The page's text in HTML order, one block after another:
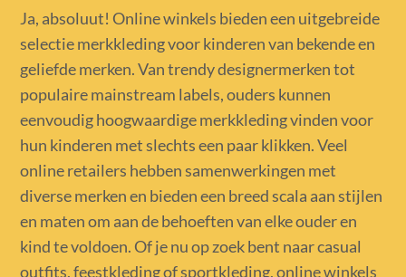
Ja, absoluut! Online winkels bieden een uitgebreide
selectie merkkleding voor kinderen van bekende en
geliefde merken. Van trendy designermerken tot
populaire mainstream labels, ouders kunnen
eenvoudig hoogwaardige merkkleding vinden voor
hun kinderen met slechts een paar klikken. Veel
online retailers hebben samenwerkingen met
diverse merken en bieden een breed scala aan stijlen
en maten om aan de behoeften van elke ouder en
kind te voldoen. Of je nu op zoek bent naar casual
outfits, feestkleding of sportkleding, online winkels